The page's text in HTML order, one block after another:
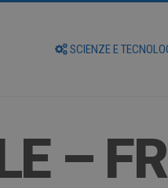
SCIENZE E
–